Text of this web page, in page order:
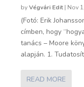
byVégvári Edit| Nov
(Fotó: Erik
címben, hogy
tanács – Moore
alapján. 1.
READ MORE